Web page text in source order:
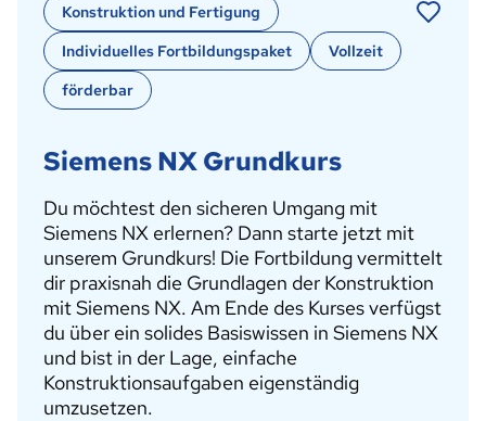
Konstruktion und Fertigung
Individuelles Fortbildungspaket
Vollzeit
förderbar
Siemens NX Grundkurs
Du möchtest den sicheren Umgang mit
Siemens NX erlernen? Dann starte jetzt mit
unserem Grundkurs! Die Fortbildung vermittelt
dir praxisnah die Grundlagen der Konstruktion
mit Siemens NX. Am Ende des Kurses verfügst
du über ein solides Basiswissen in Siemens NX
und bist in der Lage, einfache
Konstruktionsaufgaben eigenständig
umzusetzen.